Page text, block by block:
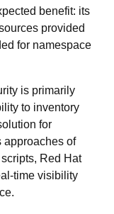
benefit: its
provided
for namespace
is primarily
to inventory
for
approaches of
Red Hat
time visibility